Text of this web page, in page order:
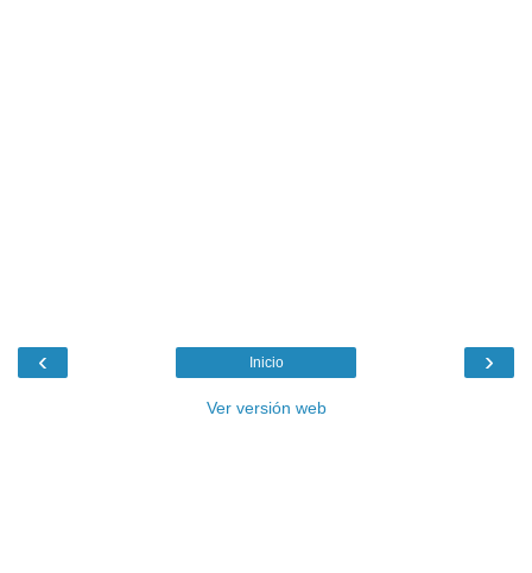
‹ ›
Inicio
Ver versión web